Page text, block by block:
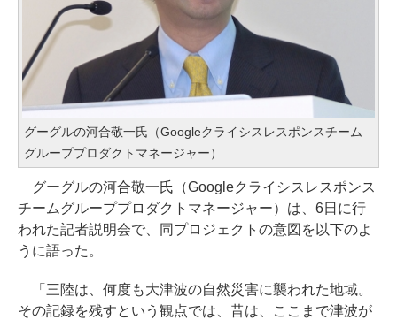
グーグルの河合敬一氏（Googleクライシスレスポンスチーム
グループプロダクトマネージャー）
グーグルの河合敬一氏（Googleクライシスレスポンス
チームグループプロダクトマネージャー）は、6日に行
われた記者説明会で、同プロジェクトの意図を以下のよ
うに語った。
「三陸は、何度も大津波の自然災害に襲われた地域。
その記録を残すという観点では、昔は、ここまで津波が